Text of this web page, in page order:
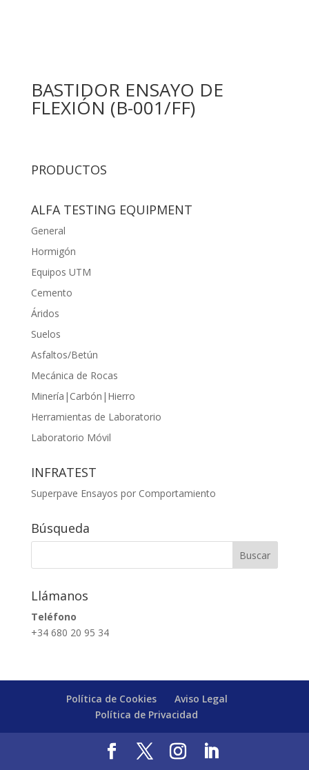
BASTIDOR ENSAYO DE
FLEXIÓN (B-001/FF)
PRODUCTOS
ALFA TESTING EQUIPMENT
General
Hormigón
Equipos UTM
Cemento
Áridos
Suelos
Asfaltos/Betún
Mecánica de Rocas
Minería|Carbón|Hierro
Herramientas de Laboratorio
Laboratorio Móvil
INFRATEST
Superpave Ensayos por Comportamiento
Búsqueda
Llámanos
Teléfono
+34 680 20 95 34
Política de Cookies
Aviso Legal
Política de Privacidad